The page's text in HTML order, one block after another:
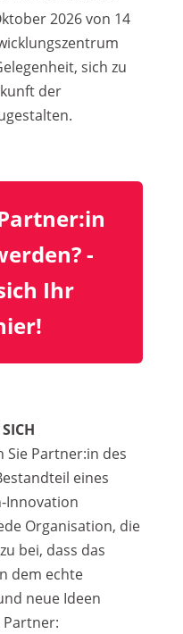
2026 von 14
sich zu
der
-
Ihr
Sie Partner:in des
eines
Organisation, die
bei, dass das
dem echte
neue Ideen